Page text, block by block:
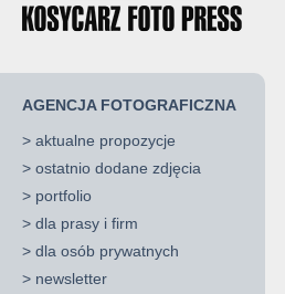
AGENCJA FOTOGRAFICZNA
> aktualne propozycje
> ostatnio dodane zdjęcia
> portfolio
> dla prasy i firm
> dla osób prywatnych
> newsletter